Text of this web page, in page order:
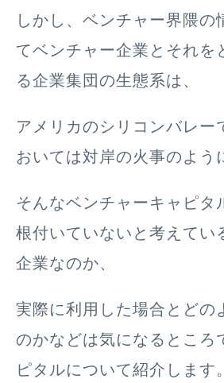
しかし、ベンチャー界隈
てベンチャー企業とそれ
る企業集団の生態系は、
アメリカのシリコンバレ
おいては対岸の火事のよ
そんなベンチャーキャピ
根付いていないと考えてい
企業なのか、
実際に利用した場合とどの
のかなどは気になるところ
ピタルについて紹介します。